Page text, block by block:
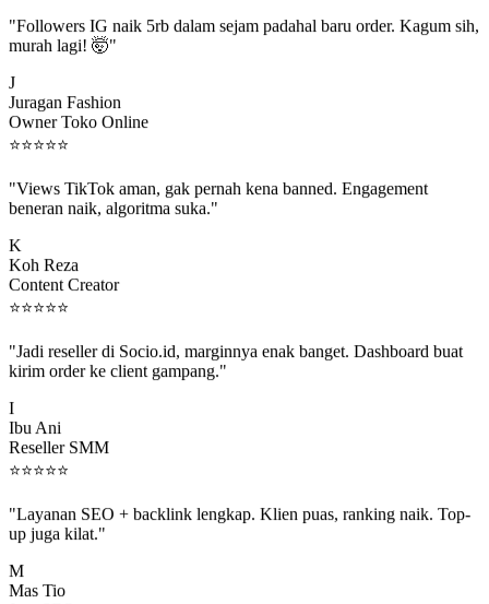
murah lagi! 🤯"
Juragan Fashion
Owner Toko Online
⭐⭐⭐⭐⭐
beneran naik, algoritma suka."
Koh Reza
Content Creator
⭐⭐⭐⭐⭐
kirim order ke client gampang."
Ibu Ani
Reseller SMM
⭐⭐⭐⭐⭐
up juga kilat."
Mas Tio
Jasa SEO